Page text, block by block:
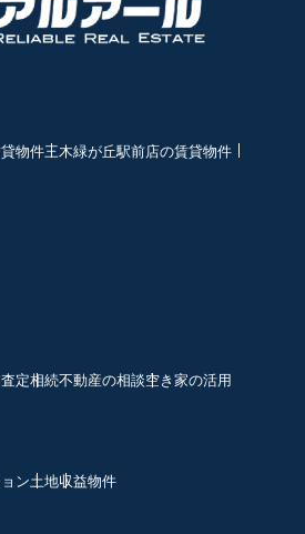
物件三木緑が丘駅前店の賃貸物件
定相続不動産の相談空き家の活用
ン土地収益物件